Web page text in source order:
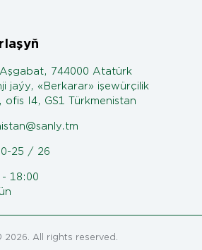
744000 Atatürk
jaýy, «Berkarar» işewürçilik
I4, GS1 Türkmenistan
25 / 26
- 18:00
All rights reserved.